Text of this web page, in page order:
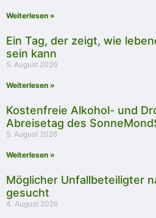
Weiterlesen »
Ein Tag, der zeigt, wie
sein kann
5. August 2026
Weiterlesen »
Kostenfreie Alkohol- und
Abreisetag des
5. August 2026
Weiterlesen »
Möglicher Unfallbeteiligter
gesucht
4. August 2026